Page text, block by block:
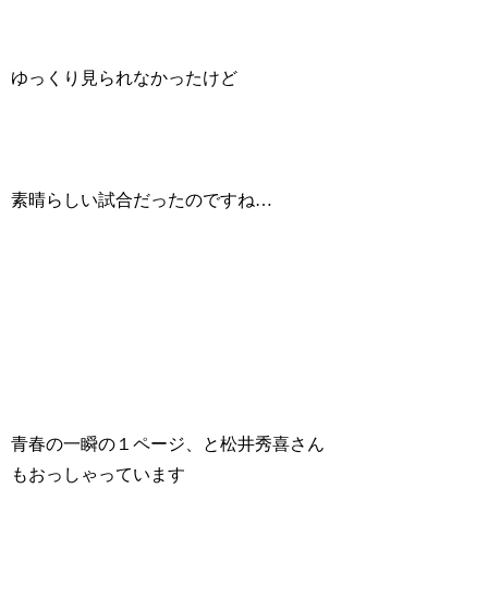
ゆっくり見られなかったけど
素晴らしい試合だったのですね…
青春の一瞬の１ページ、と松井秀喜さん
もおっしゃっています